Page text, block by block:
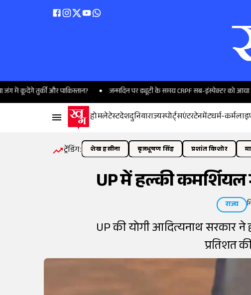
तुर्की और पाकिस्तान? जन्मदिन पर ड्यूटी के समय CRPF सब-इंस्पेक्टर को आया हार्ट
होमलेटेस्टदेशदुनियाराज्यस्पोर्ट्सएंटरटेनमेंटधर्म-कर्म
ट्रेंडिंग: शेख हसीना बृजभूषण सिंह प्रशांत किशोर
UP में हल्की कमर्शियल
राज्य
UP की योगी आदित्यनाथ सरकार
प्रतिशत